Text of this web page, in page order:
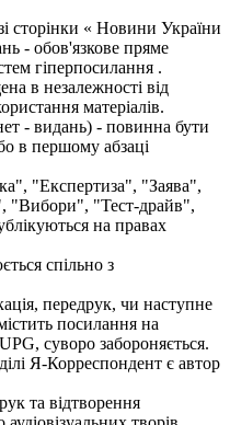
сторінки « Новини України
- обов'язкове пряме
гіперпосилання .
в незалежності від
матеріалів.
- видань) - повинна бути
в першому абзаці
"Експертиза", "Заява",
"Вибори", "Тест-драйв",
на правах
спільно з
передрук, чи наступне
посилання на
суворо забороняється.
Я-Корреспондент є автор
та відтворення